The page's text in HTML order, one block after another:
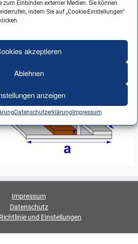
Einbinden externer Medien. Sie können
indem Sie auf „Cookie-Einstellungen“
akzeptieren
Ablehnen
anzeigen
Datenschutzerklärung Impressum
Nächstes →
Impressum
Datenschutz
und Einstellungen